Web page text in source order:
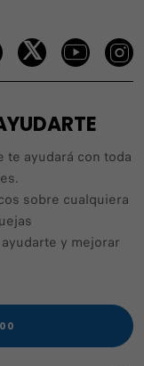
te ayudará con toda
sobre cualquiera
y mejorar